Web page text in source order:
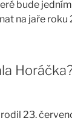
bude
na jaře roku
23.